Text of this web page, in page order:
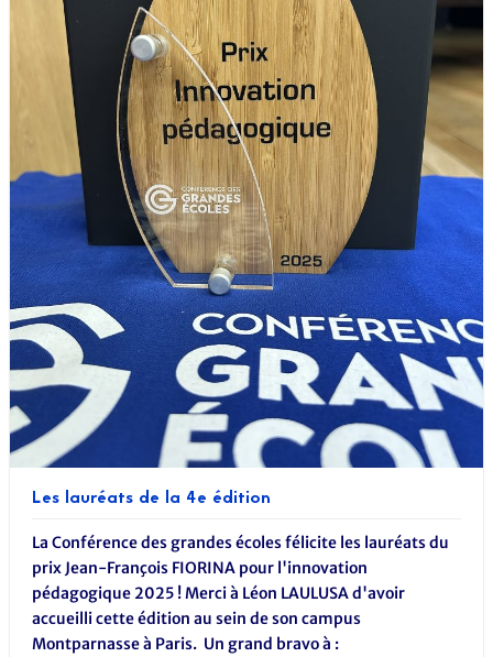
Les lauréats de la 4e édition
La Conférence des grandes écoles félicite les lauréats du
prix Jean-François FIORINA pour l'innovation
pédagogique 2025 ! Merci à Léon LAULUSA d'avoir
accueilli cette édition au sein de son campus
Montparnasse à Paris. Un grand bravo à :